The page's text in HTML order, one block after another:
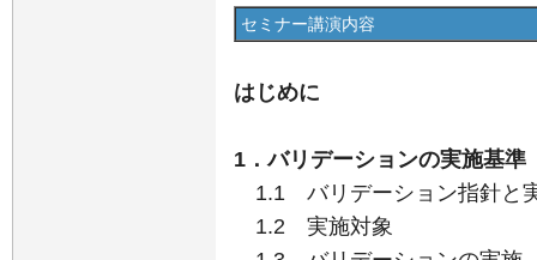
セミナー講演内容
はじめに
1．バリデーションの実施基準
1.1 バリデーション指針と
1.2 実施対象